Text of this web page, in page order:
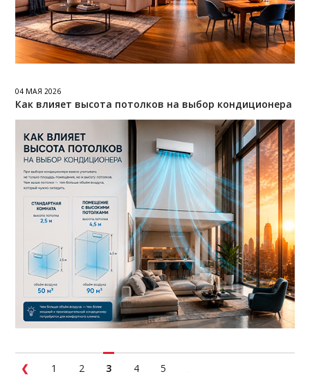
04 МАЯ 2026
Как влияет высота потолков на выбор кондиционера
1 2 3 4
5